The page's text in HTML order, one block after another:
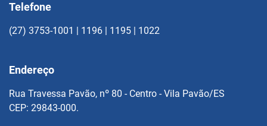
Telefone
(27) 3753-1001 | 1196 | 1195 | 1022
Endereço
Rua Travessa Pavão, nº 80 - Centro - Vila Pavão/ES
CEP: 29843-000.